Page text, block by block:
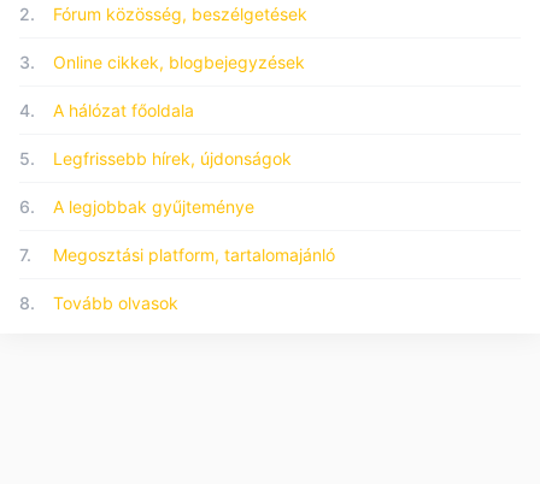
2. Fórum közösség, beszélgetések
3. Online cikkek, blogbejegyzések
4. A hálózat főoldala
5. Legfrissebb hírek, újdonságok
6. A legjobbak gyűjteménye
7. Megosztási platform, tartalomajánló
8. Tovább olvasok